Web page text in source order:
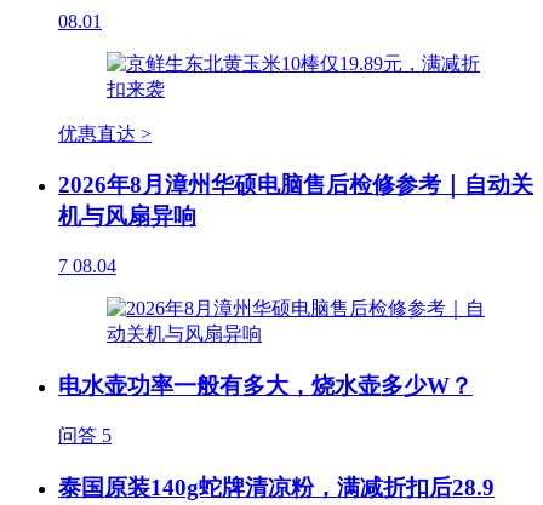
08.01
优惠直达 >
2026年8月漳州华硕电脑售后检修参考｜自动关
机与风扇异响
7 08.04
电水壶功率一般有多大，烧水壶多少W？
问答 5
泰国原装140g蛇牌清凉粉，满减折扣后28.9